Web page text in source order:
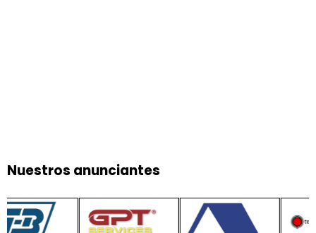
Nuestros anunciantes